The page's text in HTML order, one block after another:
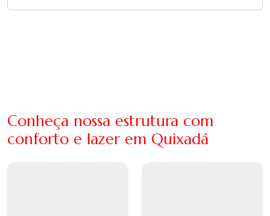
Conheça nossa estrutura com
conforto e lazer em Quixadá